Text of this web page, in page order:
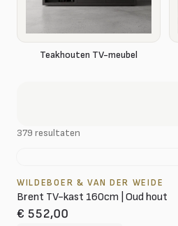
Teakhouten TV-meubel
379 resultaten
WILDEBOER & VAN DER WEIDE
Brent TV-kast 160cm | Oud hout
€ 552,00